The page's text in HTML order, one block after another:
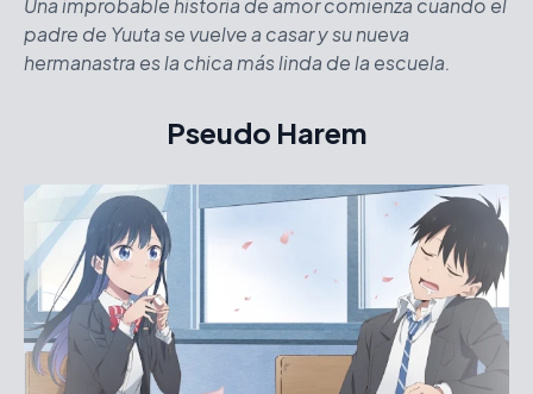
Una improbable historia de amor comienza cuando el
padre de Yuuta se vuelve a casar y su nueva
hermanastra es la chica más linda de la escuela.
Pseudo Harem